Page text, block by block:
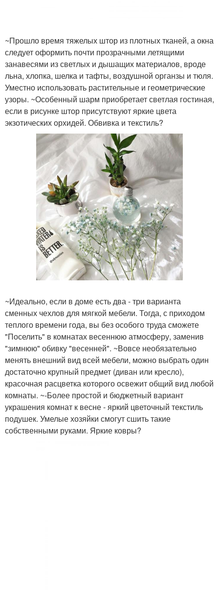
~Прошло время тяжелых штор из плотных тканей, а окна
следует оформить почти прозрачными летящими
занавесями из светлых и дышащих материалов, вроде
льна, хлопка, шелка и тафты, воздушной органзы и тюля.
Уместно использовать растительные и геометрические
узоры. ~Особенный шарм приобретает светлая гостиная,
если в рисунке штор присутствуют яркие цвета
экзотических орхидей. Обвивка и текстиль?
~Идеально, если в доме есть два - три варианта
сменных чехлов для мягкой мебели. Тогда, с приходом
теплого времени года, вы без особого труда сможете
"Поселить" в комнатах весеннюю атмосферу, заменив
"зимнюю" обивку "весенней". ~Вовсе необязательно
менять внешний вид всей мебели, можно выбрать один
достаточно крупный предмет (диван или кресло),
красочная расцветка которого освежит общий вид любой
комнаты. ~-Более простой и бюджетный вариант
украшения комнат к весне - яркий цветочный текстиль
подушек. Умелые хозяйки смогут сшить такие
собственными руками. Яркие ковры?